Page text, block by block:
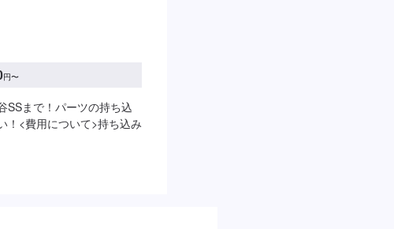
円〜
SSまで！パーツの持ち込
！<費用について>持ち込み